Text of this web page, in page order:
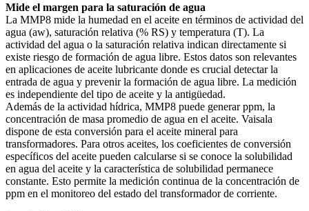
Mide el margen para la saturación de agua
La MMP8 mide la humedad en el aceite en términos de actividad del
agua (aw), saturación relativa (% RS) y temperatura (T). La
actividad del agua o la saturación relativa indican directamente si
existe riesgo de formación de agua libre. Estos datos son relevantes
en aplicaciones de aceite lubricante donde es crucial detectar la
entrada de agua y prevenir la formación de agua libre. La medición
es independiente del tipo de aceite y la antigüedad.
Además de la actividad hídrica, MMP8 puede generar ppm, la
concentración de masa promedio de agua en el aceite. Vaisala
dispone de esta conversión para el aceite mineral para
transformadores. Para otros aceites, los coeficientes de conversión
específicos del aceite pueden calcularse si se conoce la solubilidad
en agua del aceite y la característica de solubilidad permanece
constante. Esto permite la medición continua de la concentración de
ppm en el monitoreo del estado del transformador de corriente.